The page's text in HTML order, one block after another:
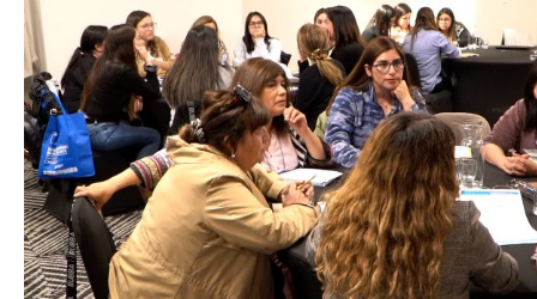
VIDEOS
GALERIA DE FOTOS
APP MÓVIL
TRANSPARENCIA